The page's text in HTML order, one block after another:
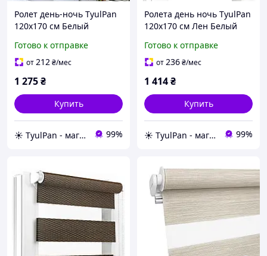
Ролет день-ночь TyulPan
120х170 см Белый
Готово к отправке
от212₴/мес
1 275₴
Купить
☀️ TyulPan - магазин готовых ролетов день-ночь 99%
Ролета день ночь TyulPan
120х170 см Лен Белый
Готово к отправке
от236₴/мес
1 414₴
Купить
☀️ TyulPan - магазин готовых ролетов день-ночь 99%